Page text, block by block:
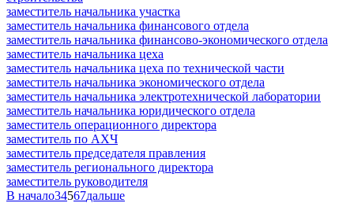
заместитель начальника участка
заместитель начальника финансового отдела
заместитель начальника финансово-экономического отдела
заместитель начальника цеха
заместитель начальника цеха по технической части
заместитель начальника экономического отдела
заместитель начальника электротехнической лаборатории
заместитель начальника юридического отдела
заместитель операционного директора
заместитель по АХЧ
заместитель председателя правления
заместитель регионального директора
заместитель руководителя
В начало34567дальше